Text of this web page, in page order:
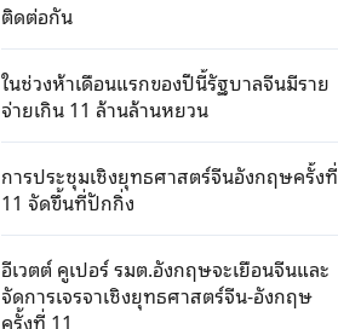
ติดต่อกัน
ในช่วงห้าเดือนแรกของปีนี้รัฐบาลจีนมีราย
จ่ายเกิน 11 ล้านล้านหยวน
การประชุมเชิงยุทธศาสตร์จีนอังกฤษครั้งที่
11 จัดขึ้นที่ปักกิ่ง
อีเวตต์ คูเปอร์ รมต.อังกฤษจะเยือนจีนและ
จัดการเจรจาเชิงยุทธศาสตร์จีน-อังกฤษ
ครั้งที่ 11